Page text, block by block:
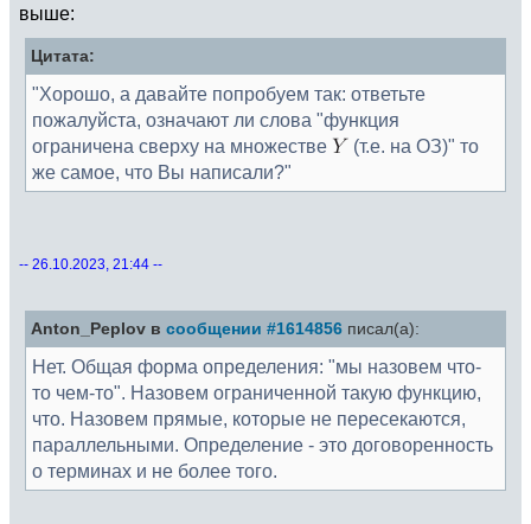
выше:
Цитата:
"Хорошо, а давайте попробуем так: ответьте
пожалуйста, означают ли слова "функция
ограничена сверху на множестве
(т.е. на ОЗ)" то
же самое, что Вы написали?"
-- 26.10.2023, 21:44 --
Anton_Peplov в сообщении #1614856 писал(а):
Нет. Общая форма определения: "мы назовем что-
то чем-то". Назовем ограниченной такую функцию,
что. Назовем прямые, которые не пересекаются,
параллельными. Определение - это договоренность
о терминах и не более того.